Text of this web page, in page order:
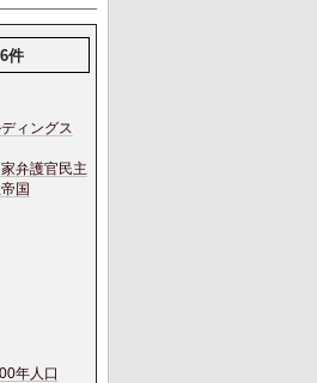
件
ィングス
弁護官民主
国
年人口